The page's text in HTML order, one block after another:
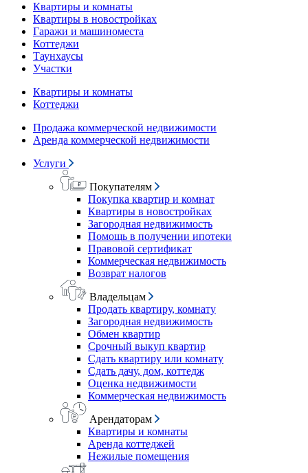
Квартиры и комнаты
Квартиры в новостройках
Гаражи и машиноместа
Коттеджи
Таунхаусы
Участки
Квартиры и комнаты
Коттеджи
Продажа коммерческой недвижимости
Аренда коммерческой недвижимости
Услуги
Покупателям
Покупка квартир и комнат
Квартиры в новостройках
Загородная недвижимость
Помощь в получении ипотеки
Правовой сертификат
Коммерческая недвижимость
Возврат налогов
Владельцам
Продать квартиру, комнату
Загородная недвижимость
Обмен квартир
Срочный выкуп квартир
Сдать квартиру или комнату
Сдать дачу, дом, коттедж
Оценка недвижимости
Коммерческая недвижимость
Арендаторам
Квартиры и комнаты
Аренда коттеджей
Нежилые помещения